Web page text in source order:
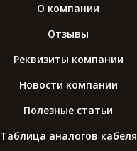
О компании
Отзывы
Реквизиты компании
Новости компании
Полезные статьи
Таблица аналогов кабеля